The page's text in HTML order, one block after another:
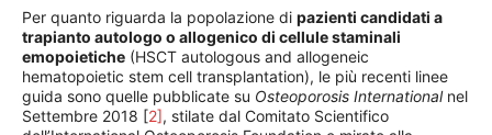
Per quanto riguarda la popolazione di pazienti candidati a
trapianto autologo o allogenico di cellule staminali
emopoietiche (HSCT autologous and allogeneic
hematopoietic stem cell transplantation), le più recenti linee
guida sono quelle pubblicate su Osteoporosis Internationalnel
Settembre 2018 [2], stilate dal Comitato Scientifico